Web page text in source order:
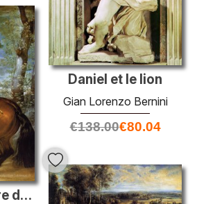
Daniel et le lion
Gian Lorenzo Bernini
€138.00€80.04
Portrait équestre de Don Gaspar de Guzmancount Duke of Olivares